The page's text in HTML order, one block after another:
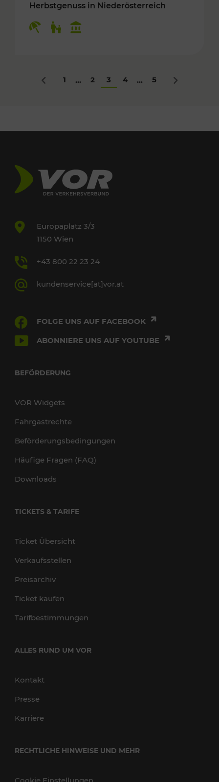
Herbstgenuss in Niederösterreich
Zurück
1 ... 2 3 4 ... 5 Nächstes
Europaplatz 3/3
1150 Wien
+43 800 22 23 24
kundenservice[at]vor.at
FOLGE UNS AUF FACEBOOK
ABONNIERE UNS AUF YOUTUBE
BEFÖRDERUNG
VOR Widgets
Fahrgastrechte
Beförderungsbedingungen
Häufige Fragen (FAQ)
Downloads
TICKETS & TARIFE
Ticket Übersicht
Verkaufsstellen
Preisarchiv
Ticket kaufen
Tarifbestimmungen
ALLES RUND UM VOR
Kontakt
Presse
Karriere
RECHTLICHE HINWEISE UND MEHR